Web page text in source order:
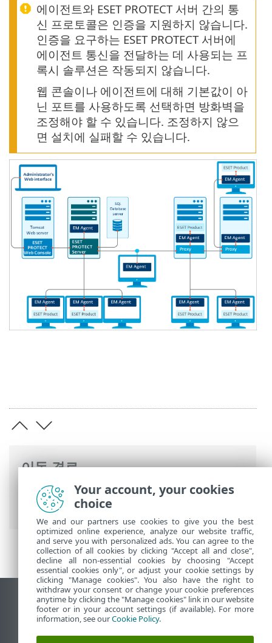
이동 경로
ESET 온라인 도움말>ESET PROTECT On-
Prem>소개>아키텍처
에이전트와 ESET PROTECT 서버 간의 통
신 프로토콜은 인증을 지원하지 않습니다.
인증을 요구하는 ESET PROTECT 서버에
에이전트 통신을 전달하는 데 사용되는 프
록시 솔루션은 작동되지 않습니다.
웹 콘솔이나 에이전트에 대해 기본값이 아
닌 포트를 사용하도록 선택하면 방화벽을
조정해야 할 수 있습니다. 조정하지 않으
면 설치에 실패할 수 있습니다.
데스크톱 사이트 보기
End of Life
ESET 지식 베이스
Your account, your cookies
choice
We and our partners use cookies to give you the best
optimized online experience, analyze our website traffic,
and serve you with personalized ads. You can agree to the
collection of all cookies by clicking "Accept all and close",
decline all non-essential cookies by choosing "Accept
essential cookies only", or adjust your cookie settings by
clicking "Manage cookies". You also have the right to
withdraw your consent or change your cookie preferences
anytime by clicking the "Manage cookies" link in our website
footer or in your account settings (if available). For more
information, see ourCookie Policy.